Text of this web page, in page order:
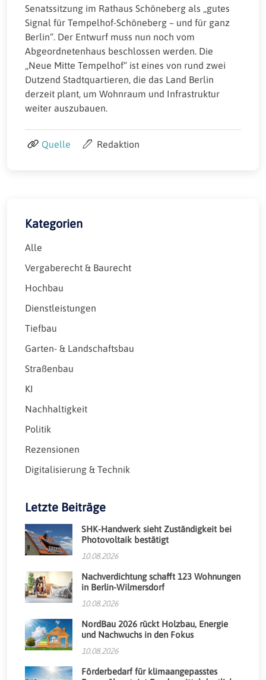
Senatssitzung im Rathaus Schöneberg als „gutes
Signal für Tempelhof-Schöneberg – und für ganz
Berlin“. Der Entwurf muss nun noch vom
Abgeordnetenhaus beschlossen werden. Die
„Neue Mitte Tempelhof“ ist eines von rund zwei
Dutzend Stadtquartieren, die das Land Berlin
derzeit plant, um Wohnraum und Infrastruktur
weiter auszubauen.
Quelle Redaktion
Kategorien
Alle
Vergaberecht & Baurecht
Hochbau
Dienstleistungen
Tiefbau
Garten- & Landschaftsbau
Straßenbau
KI
Nachhaltigkeit
Politik
Rezensionen
Digitalisierung & Technik
Letzte Beiträge
SHK-Handwerk sieht Zuständigkeit bei
Photovoltaik bestätigt
10.08.2026
Nachverdichtung schafft 123 Wohnungen
in Berlin-Wilmersdorf
10.08.2026
NordBau 2026 rückt Holzbau, Energie
und Nachwuchs in den Fokus
10.08.2026
Förderbedarf für klimaangepasstes